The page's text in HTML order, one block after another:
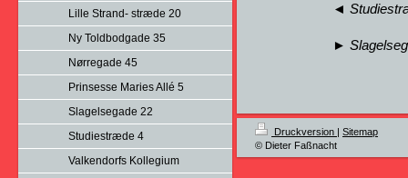
Lille Strand- stræde 20
Ny Toldbodgade 35
Nørregade 45
Prinsesse Maries Allé 5
Slagelsegade 22
Studiestræde 4
Valkendorfs Kollegium
◄
►
Druckversion | Sitemap
© Dieter Faßnacht